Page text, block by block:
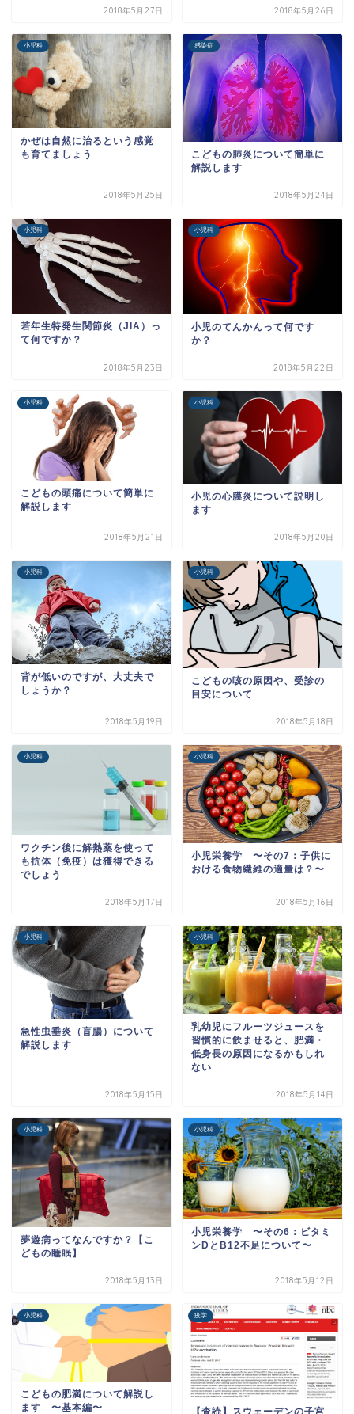
2018年5月27日 2018年5月26日
小児科
かぜは自然に治るという感覚
も育てましょう
2018年5月25日
感染症
こどもの肺炎について簡単に
解説します
2018年5月24日
小児科
若年生特発生関節炎（JIA）っ
て何ですか？
2018年5月23日
小児科
小児のてんかんって何です
か？
2018年5月22日
小児科
こどもの頭痛について簡単に
解説します
2018年5月21日
小児科
小児の心膜炎について説明し
ます
2018年5月20日
小児科
背が低いのですが、大丈夫で
しょうか？
2018年5月19日
小児科
こどもの咳の原因や、受診の
目安について
2018年5月18日
小児科
ワクチン後に解熱薬を使って
も抗体（免疫）は獲得できる
でしょう
2018年5月17日
小児科
小児栄養学 〜その7：子供に
おける食物繊維の適量は？〜
2018年5月16日
小児科
急性虫垂炎（盲腸）について
解説します
2018年5月15日
小児科
乳幼児にフルーツジュースを
習慣的に飲ませると、肥満・
低身長の原因になるかもしれ
ない
2018年5月14日
小児科
夢遊病ってなんですか？【こ
どもの睡眠】
2018年5月13日
小児科
小児栄養学 〜その6：ビタミ
ンDとB12不足について〜
2018年5月12日
小児科
こどもの肥満について解説し
ます 〜基本編〜
疫学
【査読】スウェーデンの子宮